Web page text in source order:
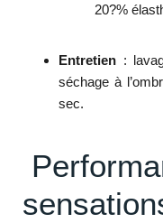
20?%
Entretien :
séchage à
sec.